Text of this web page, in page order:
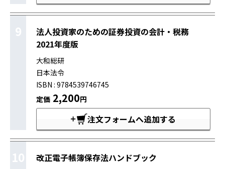
9
法人投資家のための証券投資の会計・税務
2021年度版
大和総研
日本法令
ISBN : 9784539746745
定価 2,200円
注文フォームへ追加する
10 改正電子帳簿保存法ハンドブック